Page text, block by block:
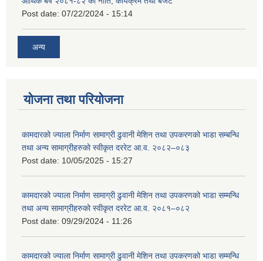
Post date: 07/22/2024 - 15:14
अन्य
योजना तथा परियोजना
कामदारको ज्याला निर्माण सामाग्री ढुवानी मेशिन तथा उपकरणको भाडा सम्बन्धि
तथा अन्य सामाग्रीहरुको स्वीकृत दररेट आ.व. २०८२–०८३
Post date: 10/05/2025 - 15:27
कामदारको ज्याला निर्माण सामाग्री ढुवानी मेशिन तथा उपकरणको भाडा सम्मन्धि
तथा अन्य सामाग्रीहरुको स्वीकृत दररेट आ.व. २०८१–०८२
Post date: 09/29/2024 - 11:26
कामदारको ज्याला निर्माण सामाग्री ढुवानी मेशिन तथा उपकरणको भाडा सम्मन्धि